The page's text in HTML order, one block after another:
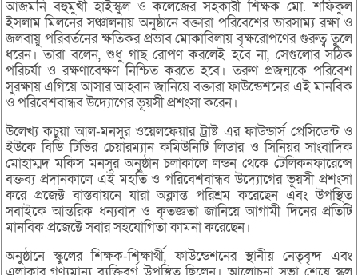
আজমনি বহুমুখী হাইস্কুল ও কলেজের সহকারী শিক্ষক মো. শফিকুল
ইসলাম মিলনের সঞ্চালনায় অনুষ্ঠানে বক্তারা পরিবেশের ভারসাম্য রক্ষা ও
জলবায়ু পরিবর্তনের ক্ষতিকর প্রভাব মোকাবিলায় বৃক্ষরোপণের গুরুত্ব তুলে
ধরেন। তারা বলেন, শুধু গাছ রোপণ করলেই হবে না, সেগুলোর সঠিক
পরিচর্যা ও রক্ষণাবেক্ষণ নিশ্চিত করতে হবে। তরুণ প্রজন্মকে পরিবেশ
সুরক্ষায় এগিয়ে আসার আহ্বান জানিয়ে বক্তারা ফাউন্ডেশনের এই মানবিক
ও পরিবেশবান্ধব উদ্যোগের ভূয়সী প্রশংসা করেন।
উলেখ্য কচুয়া আল-মনসুর ওয়েলফেয়ার ট্রাষ্ট এর ফাউন্ডার্স প্রেসিডেন্ট ও
ইউকে বিডি টিভির চেয়ারম্যান কমিউনিটি লিডার ও সিনিয়র সাংবাদিক
মোহাম্মদ মকিস মনসুর অনুষ্ঠান চলাকালে লন্ডন থেকে টেলিকনফারেন্সে
বক্তব্য প্রদানকালে এই মহতি ও পরিবেশবান্ধব উদ্যোগের ভূয়সী প্রশংসা
করে প্রজেক্ট বাস্তবায়নে যারা অক্লান্ত পরিশ্রম করেছেন এবং উপস্থিত
সবাইকে আন্তরিক ধন্যবাদ ও কৃতজ্ঞতা জানিয়ে আগামী দিনের প্রতিটি
মানবিক প্রজেক্টে সবার সহযোগিতা কামনা করেছেন।
অনুষ্ঠানে স্কুলের শিক্ষক-শিক্ষার্থী, ফাউন্ডেশনের স্থানীয় নেতৃবৃন্দ এবং